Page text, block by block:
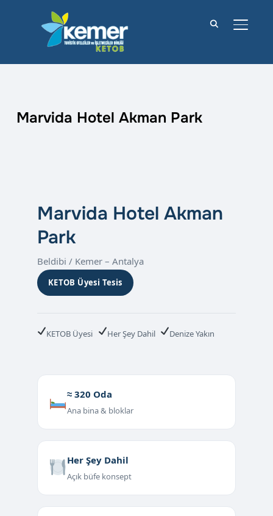
YAN
Marvida Hotel Akman Park
Marvida Hotel Akman
Park
Beldibi / Kemer – Antalya
KETOB Üyesi Tesis
KETOB Üyesi Her Şey Dahil Denize Yakın
≈ 320 Oda
Ana bina & bloklar
Her Şey Dahil
Açık büfe konsept